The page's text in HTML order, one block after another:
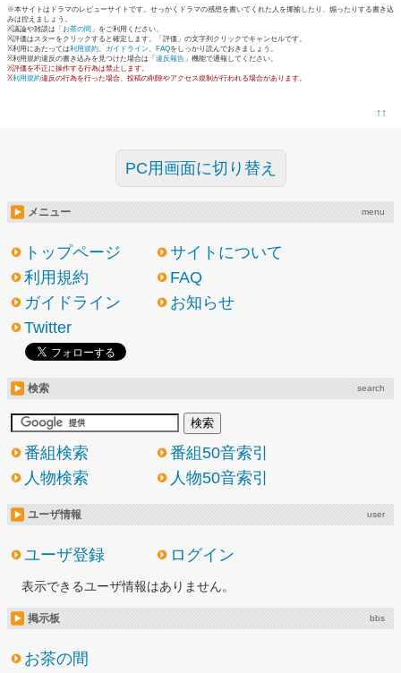
※本サイトはドラマのレビューサイトです。せっかくドラマの感想を書いてくれた人を揶揄したり、煽ったりする書き込
みは控えましょう。
※議論や雑談は「 お茶の間 」をご利用ください。
※評価はスターをクリックすると確定します。「評価」の文字列クリックでキャンセルです。
※利用にあたっては利用規約、 ガイドライン、 FAQをしっかり読んでおきましょう。
※利用規約違反の書き込みを見つけた場合は「 違反報告 」機能で通報してください。
※評価を不正に操作する行為は禁止します。
※利用規約違反の行為を行った場合、投稿の削除やアクセス規制が行われる場合があります。
↑↑
PC用画面に切り替え
メニュー menu
トップページ
サイトについて
利用規約
FAQ
ガイドライン
お知らせ
Twitter
検索 search
番組検索
番組50音索引
人物検索
人物50音索引
ユーザ情報 user
ユーザ登録 ログイン
表示できるユーザ情報はありません。
掲示板 bbs
お茶の間